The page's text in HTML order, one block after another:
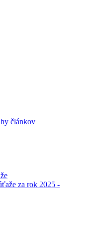
článkov
za rok 2025 -